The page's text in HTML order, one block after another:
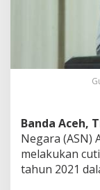
Banda Aceh,
Negara (ASN)
melakukan
tahun 2021